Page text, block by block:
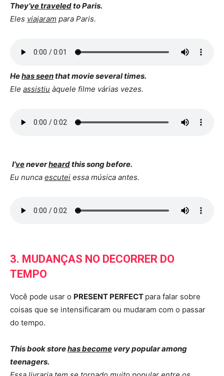
They’ve traveledto Paris.
Eles viajaram para Paris.
Hehas seenthat movie several times.
Ele assistiu àquele filme várias vezes.
I’veneverheardthis song before.
Eu nunca escutei essa música antes.
3. MUDANÇAS NO DECORRER DO
TEMPO
Você pode usar o PRESENT PERFECT para falar sobre
coisas que se intensificaram ou mudaram com o passar
do tempo.
This book storehas become very popular among
teenagers.